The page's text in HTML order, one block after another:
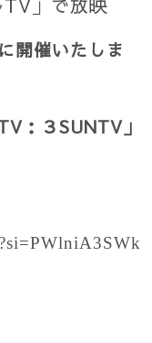
」で放映
開催いたしま
：３SUNTV」